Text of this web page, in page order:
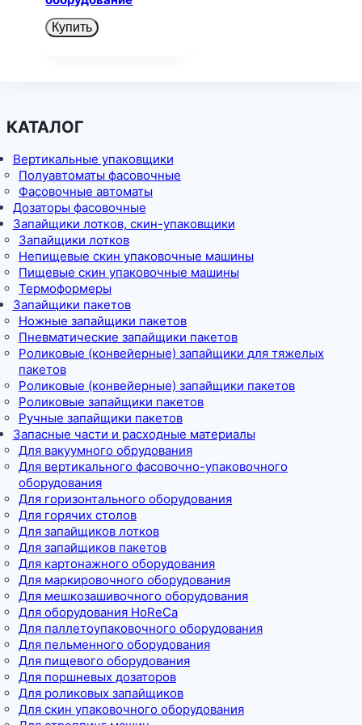
Купить
КАТАЛОГ
Вертикальные упаковщики
Полуавтоматы фасовочные
Фасовочные автоматы
Дозаторы фасовочные
Запайщики лотков, скин-упаковщики
Запайщики лотков
Непищевые скин упаковочные машины
Пищевые скин упаковочные машины
Термоформеры
Запайщики пакетов
Ножные запайщики пакетов
Пневматические запайщики пакетов
Роликовые (конвейерные) запайщики для тяжелых
пакетов
Роликовые (конвейерные) запайщики пакетов
Роликовые запайщики пакетов
Ручные запайщики пакетов
Запасные части и расходные материалы
Для вакуумного обрудования
Для вертикального фасовочно-упаковочного
оборудования
Для горизонтального оборудования
Для горячих столов
Для запайщиков лотков
Для запайщиков пакетов
Для картонажного оборудования
Для маркировочного оборудования
Для мешкозашивочного оборудования
Для оборудования HoReCa
Для паллетоупаковочного оборудования
Для пельменного оборудования
Для пищевого оборудования
Для поршневых дозаторов
Для роликовых запайщиков
Для скин упаковочного оборудования